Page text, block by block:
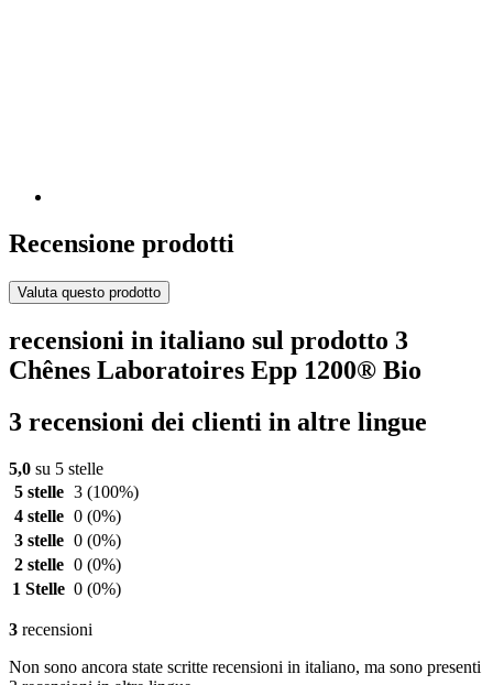
Recensione prodotti
Valuta questo prodotto
recensioni in italiano sul prodotto 3
Chênes Laboratoires Epp 1200® Bio
3 recensioni dei clienti in altre lingue
5,0 su 5 stelle
5 stelle 3 (100%)
4 stelle 0 (0%)
3 stelle 0 (0%)
2 stelle 0 (0%)
1 Stelle 0 (0%)
3 recensioni
Non sono ancora state scritte recensioni in italiano, ma sono presenti